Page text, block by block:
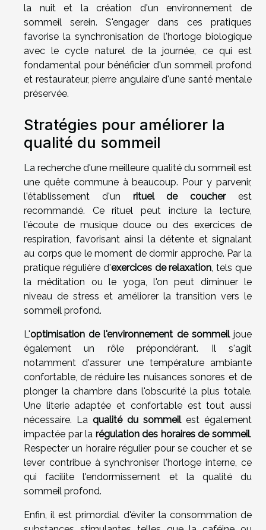
la nuit et la création d'un environnement de
sommeil serein. S'engager dans ces pratiques
favorise la synchronisation de l'horloge biologique
avec le cycle naturel de la journée, ce qui est
fondamental pour bénéficier d'un sommeil profond
et restaurateur, pierre angulaire d'une santé mentale
préservée.
Stratégies pour améliorer la
qualité du sommeil
La recherche d'une meilleure qualité du sommeil est
une quête commune à beaucoup. Pour y parvenir,
l'établissement d'un rituel de coucherest
recommandé. Ce rituel peut inclure la lecture,
l'écoute de musique douce ou des exercices de
respiration, favorisant ainsi la détente et signalant
au corps que le moment de dormir approche. Par la
pratique régulière d'exercices de relaxation, tels que
la méditation ou le yoga, l'on peut diminuer le
niveau de stress et améliorer la transition vers le
sommeil profond.
L'optimisation de l'environnement de sommeiljoue
également un rôle prépondérant. Il s'agit
notamment d'assurer une température ambiante
confortable, de réduire les nuisances sonores et de
plonger la chambre dans l'obscurité la plus totale.
Une literie adaptée et confortable est tout aussi
nécessaire. La qualité du sommeilest également
impactée par la régulation des horaires de sommeil.
Respecter un horaire régulier pour se coucher et se
lever contribue à synchroniser l'horloge interne, ce
qui facilite l'endormissement et la qualité du
sommeil profond.
Enfin, il est primordial d'éviter la consommation de